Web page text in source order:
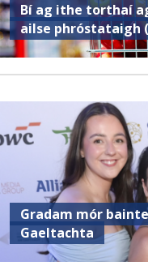
Bí ag ithe torthaí
ailse phróstataigh
Gradam mór
Gaeltachta